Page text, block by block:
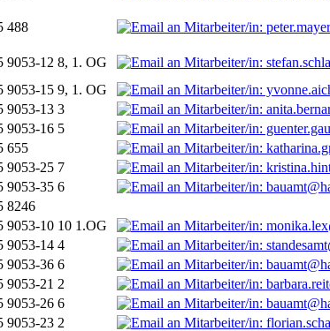
488
9053-12 8, 1. OG
9053-15 9, 1. OG
9053-13 3
9053-16 5
655
9053-25 7
9053-35 6
8246
9053-10 10 1.OG
9053-14 4
9053-36 6
9053-21 2
9053-26 6
9053-23 2